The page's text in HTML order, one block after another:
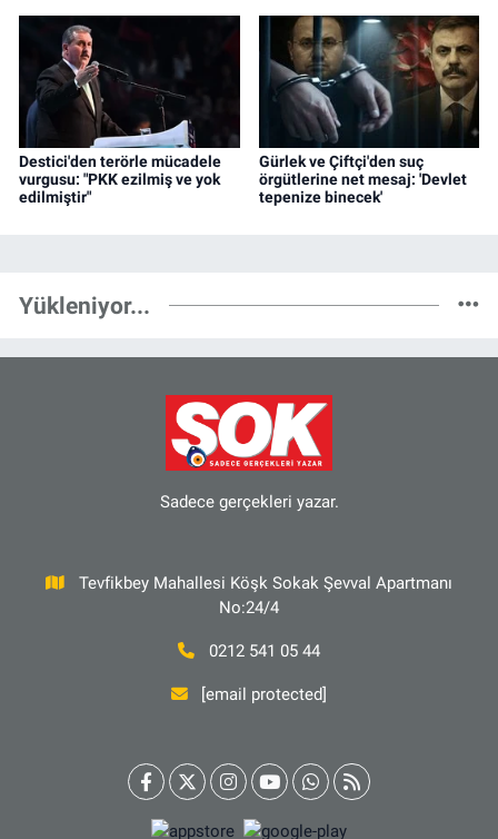
Destici'den terörle mücadele
vurgusu: "PKK ezilmiş ve yok
edilmiştir"
Gürlek ve Çiftçi'den suç
örgütlerine net mesaj: 'Devlet
tepenize binecek'
Yükleniyor...
Sadece gerçekleri yazar.
Tevfikbey Mahallesi Köşk Sokak Şevval Apartmanı
No:24/4
0212 541 05 44
[email protected]